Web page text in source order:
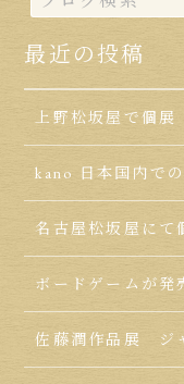
最近の投稿
上野松坂屋で個展
kano 日本国内で
名古屋松坂屋にて
ボードゲームが発
佐藤潤作品展 ジ